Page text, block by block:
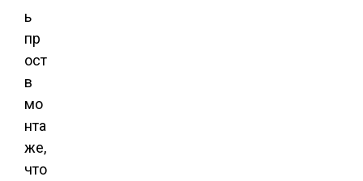
ь
пр
ост
в
мо
нта
же,
что